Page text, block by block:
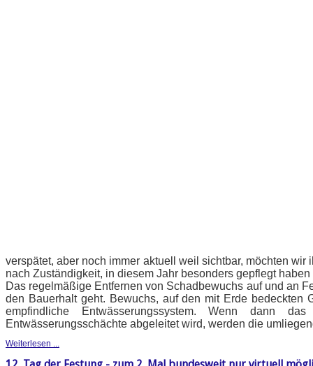
verspätet, aber noch immer aktuell weil sichtbar, möchten
nach Zuständigkeit, in diesem Jahr besonders gepflegt
Das regelmäßige Entfernen von Schadbewuchs auf und an
den Bauerhalt geht. Bewuchs, auf den mit Erde bedeckten
empfindliche Entwässerungssystem. Wenn dann
Entwässerungsschächte abgeleitet wird, werden die
Weiterlesen ...